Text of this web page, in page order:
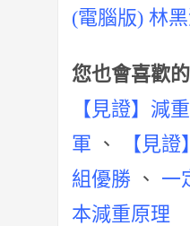
(電腦版) 林
您也會喜歡
【見證】減
軍 、
【見
組優勝 、 一
本減重原理